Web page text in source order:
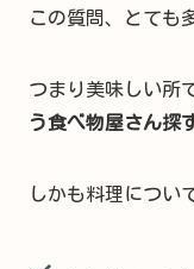
この質問、とても
つまり美味しい所
う食べ物屋さん探
しかも料理につい